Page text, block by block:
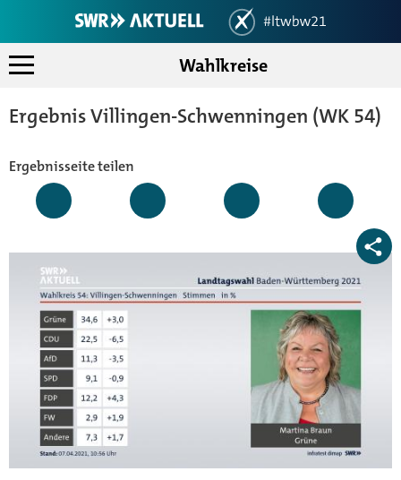
Wahlkreise
Koalitionsrechner
Wahlkreise
Mein Ort
Analysen
Landtagswahlen 2021 in
Ergebnis Villingen-Schwenningen (WK 54)
Ergebnisseite teilen